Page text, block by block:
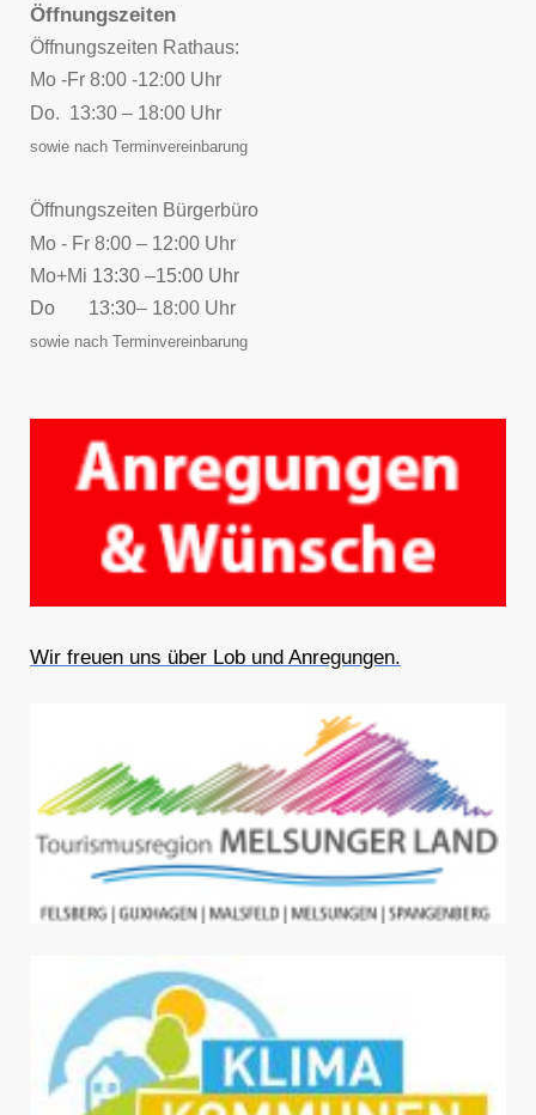
Öffnungszeiten
Öffnungszeiten Rathaus:
Mo -Fr 8:00 -12:00 Uhr
Do. 13:30 – 18:00 Uhr
sowie nach Terminvereinbarung
Öffnungszeiten Bürgerbüro
Mo - Fr 8:00 – 12:00 Uhr
Mo+Mi 13:30 –15:00 Uhr
Do 13:30– 18:00 Uhr
sowie nach Terminvereinbarung
Wir freuen uns über Lob und Anregungen.